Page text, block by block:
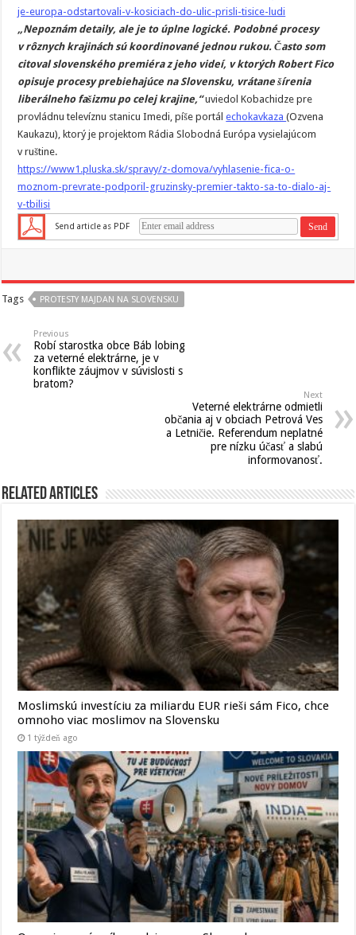
je-europa-odstartovali-v-kosiciach-do-ulic-prisli-tisice-ludi
„Nepoznám detaily, ale je to úplne logické. Podobné procesy
v rôznych krajinách sú koordinované jednou rukou. Často som
citoval slovenského premiéra z jeho videí, v ktorých Robert Fico
opisuje procesy prebiehajúce na Slovensku, vrátane šírenia
liberálneho fašizmu po celej krajine,“uviedol Kobachidze pre
provládnu televíznu stanicu Imedi, píše portálechokavkaza(Ozvena
Kaukazu), ktorý je projektom Rádia Slobodná Európa vysielajúcom
v ruštine.
https://www1.pluska.sk/spravy/z-domova/vyhlasenie-fica-o-
moznom-prevrate-podporil-gruzinsky-premier-takto-sa-to-dialo-aj-
v-tbilisi
Send article as PDF
Tags PROTESTY MAJDAN NA SLOVENSKU
Previous
Robí starostka obce Báb lobing
za veterné elektrárne, je v
konflikte záujmov v súvislosti s
bratom?
Next
Veterné elektrárne odmietli
občania aj v obciach Petrová Ves
a Letničie. Referendum neplatné
pre nízku účasť a slabú
informovanosť.
Related Articles
Moslimskú investíciu za miliardu EUR rieši sám Fico, chce
omnoho viac moslimov na Slovensku
1 týždeň ago